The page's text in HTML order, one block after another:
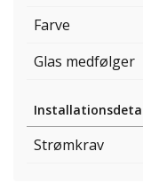
Farve
Glas medfølger
Strømkrav